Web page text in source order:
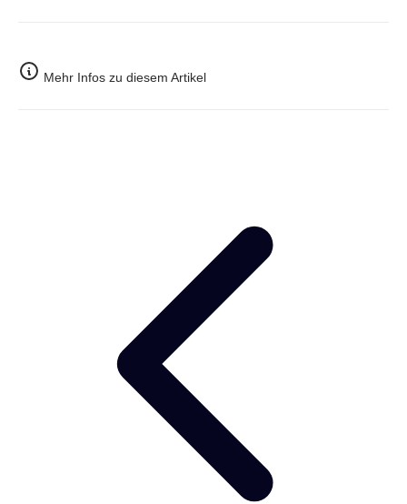
Mehr Infos zu diesem Artikel